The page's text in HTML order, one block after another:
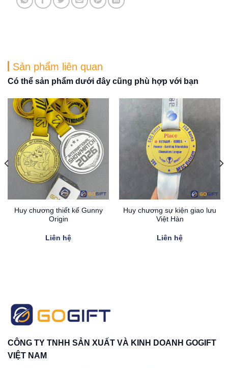
Sản phẩm liên quan
Có thể sản phẩm dưới đây cũng phù hợp với bạn
Huy chương thiết kế Gunny
Origin
Liên hệ
Huy chương sự kiện giao lưu
Việt Hàn
Liên hệ
CÔNG TY TNHH SẢN XUẤT VÀ KINH DOANH GOGIFT
VIỆT NAM